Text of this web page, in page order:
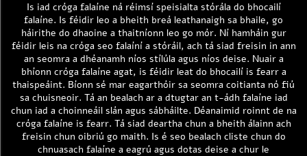
Is iad cróga falaíne ná réimsí speisialta stórála do bhocailí
falaíne. Is féidir leo a bheith breá leathanaigh sa bhaile, go
háirithe do dhaoine a thaitníonn leo go mór. Ní hamháin gur
féidir leis na cróga seo falaíní a stóráil, ach tá siad freisin in ann
an seomra a dhéanamh níos stílúla agus níos deise. Nuair a
bhíonn cróga falaíne agat, is féidir leat do bhocailí is fearr a
thaispeáint. Bíonn sé mar eagarthóir sa seomra coitianta nó fiú
sa chuisneoir. Tá an bealach ar a dtugtar an t-ádh falaíne iad
chun iad a choinneáil slán agus sábháilte. Déanaimid roinnt de na
cróga falaíne is fearr. Tá siad deartha chun a bheith álainn ach
freisin chun oibriú go maith. Is é seo bealach cliste chun do
chnuasach falaíne a eagrú agus dotas deise a chur le